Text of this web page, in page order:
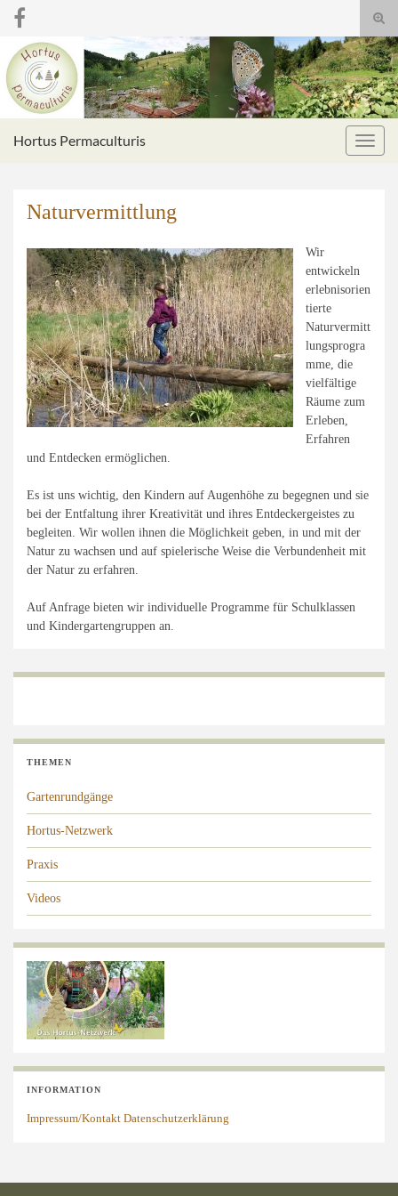
Search for:
Hortus Permaculturis
Naturvermittlung
Wir
entwickeln
erlebnisorien
tierte
Naturvermitt
lungsprogra
mme, die
vielfältige
Räume zum
Erleben,
Erfahren
und Entdecken ermöglichen.
Es ist uns wichtig, den Kindern auf Augenhöhe zu begegnen und sie
bei der Entfaltung ihrer Kreativität und ihres Entdeckergeistes zu
begleiten. Wir wollen ihnen die Möglichkeit geben, in und mit der
Natur zu wachsen und auf spielerische Weise die Verbundenheit mit
der Natur zu erfahren.
Auf Anfrage bieten wir individuelle Programme für Schulklassen
und Kindergartengruppen an.
THEMEN
Gartenrundgänge
Hortus-Netzwerk
Praxis
Videos
INFORMATION
Impressum/Kontakt Datenschutzerklärung